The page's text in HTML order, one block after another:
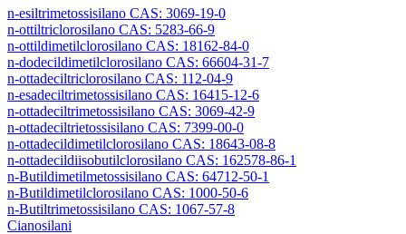
n-esiltrimetossisilano CAS: 3069-19-0
n-ottiltriclorosilano CAS: 5283-66-9
n-ottildimetilclorosilano CAS: 18162-84-0
n-dodecildimetilclorosilano CAS: 66604-31-7
n-ottadeciltriclorosilano CAS: 112-04-9
n-esadeciltrimetossisilano CAS: 16415-12-6
n-ottadeciltrimetossisilano CAS: 3069-42-9
n-ottadeciltrietossisilano CAS: 7399-00-0
n-ottadecildimetilclorosilano CAS: 18643-08-8
n-ottadecildiisobutilclorosilano CAS: 162578-86-1
n-Butildimetilmetossisilano CAS: 64712-50-1
n-Butildimetilclorosilano CAS: 1000-50-6
n-Butiltrimetossisilano CAS: 1067-57-8
Cianosilani